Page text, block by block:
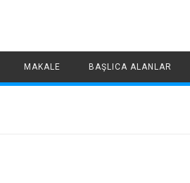
MAKALE BAŞLICA ALANLAR